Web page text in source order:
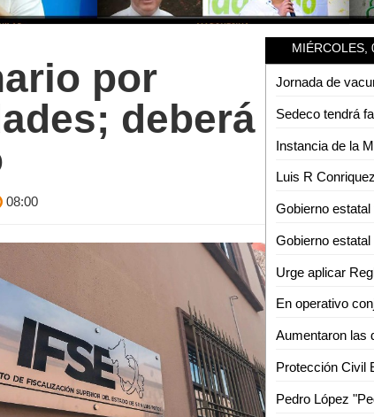
por
deberá
08:00
MIÉRCOLES,
Jornada de
Gobierno
Urge aplicar
Aumentaron las